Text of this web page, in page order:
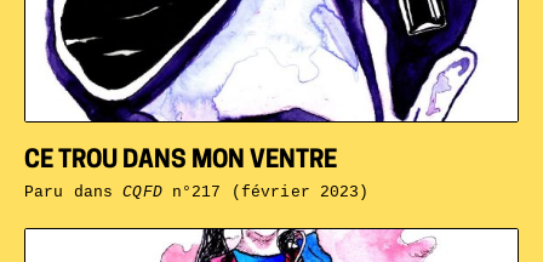
CE TROU DANS MON VENTRE
Paru dansCQFDn°217 (février 2023)